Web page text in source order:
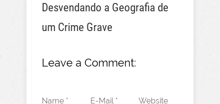
Desvendando a Geografia de
um Crime Grave
Leave a Comment:
Name * E-Mail * Website